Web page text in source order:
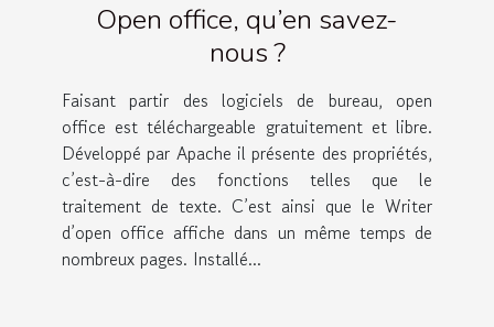
Open office, qu’en savez-
nous ?
Faisant partir des logiciels de bureau, open
office est téléchargeable gratuitement et libre.
Développé par Apache il présente des propriétés,
c’est-à-dire des fonctions telles que le
traitement de texte. C’est ainsi que le Writer
d’open office affiche dans un même temps de
nombreux pages. Installé...